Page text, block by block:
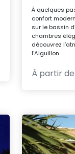
À quelques
confort
sur le bassin
chambres
découvrez
l’Aiguillon.
À partir de